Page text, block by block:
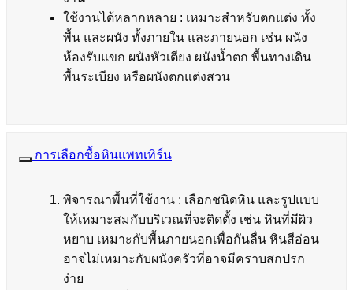
ใช้งานได้หลากหลาย : เหมาะสำหรับตกแต่ง ทั้ง
พื้น และผนัง ทั้งภายใน และภายนอก เช่น ผนัง
ห้องรับแขก ผนังหัวเตียง ผนังน้ำตก พื้นทางเดิน
พื้นระเบียง หรือผนังตกแต่งสวน
การเลือกซื้อหินแพทเทิร์น
พิจารณาพื้นที่ใช้งาน : เลือกชนิดหิน และรูปแบบ
ให้เหมาะสมกับบริเวณที่จะติดตั้ง เช่น หินที่มีผิว
หยาบ เหมาะกับพื้นภายนอกเพื่อกันลื่น หินสีอ่อน
อาจไม่เหมาะกับผนังครัวที่อาจมีคราบสกปรก
ง่าย